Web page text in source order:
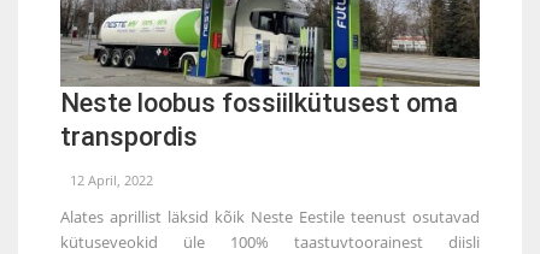
Neste loobus fossiilkütusest oma
transpordis
12 April, 2022
Alates aprillist läksid kõik Neste Eestile teenust osutavad
kütuseveokid üle 100% taastuvtoorainest diisli